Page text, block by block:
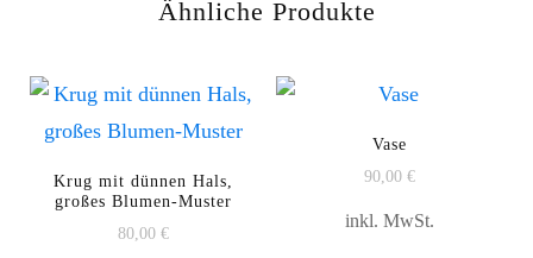
Ähnliche Produkte
Krug mit dünnen Hals,
großes Blumen-Muster
80,00€
Vase
90,00 €
inkl. MwSt.